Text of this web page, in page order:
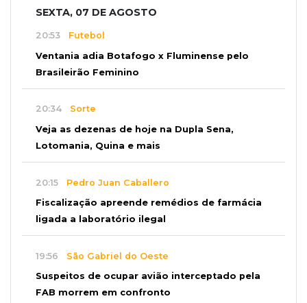
SEXTA, 07 DE AGOSTO
20:53 Futebol
Ventania adia Botafogo x Fluminense pelo
Brasileirão Feminino
20:34 Sorte
Veja as dezenas de hoje na Dupla Sena,
Lotomania, Quina e mais
20:15 Pedro Juan Caballero
Fiscalização apreende remédios de farmácia
ligada a laboratório ilegal
19:56 São Gabriel do Oeste
Suspeitos de ocupar avião interceptado pela
FAB morrem em confronto